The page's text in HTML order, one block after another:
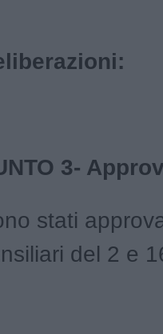
3-
stati
del 2 e